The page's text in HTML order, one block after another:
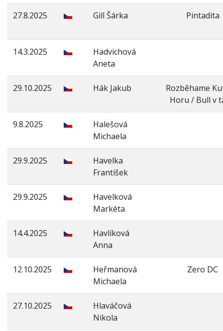
27.8.2025 Gill Šárka Pintadita
14.3.2025
Hadvichová
Aneta
29.10.2025 Hák Jakub
Rozběhame
Horu / Bull v
9.8.2025
Halešová
Michaela
29.9.2025
Havelka
František
29.9.2025
Havelková
Markéta
14.4.2025
Havlíková
Anna
12.10.2025
Heřmanová
Michaela
Zero DC
27.10.2025
Hlaváčová
Nikola